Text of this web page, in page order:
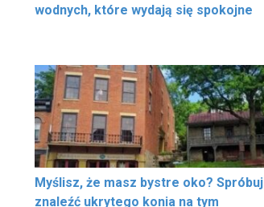
wodnych, które wydają się spokojne
Myślisz, że masz bystre oko? Spróbuj
znaleźć ukrytego konia na tym